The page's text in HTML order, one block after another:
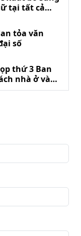
tại tất cả
tỏa văn
số
thứ 3 Ban
nhà ở và